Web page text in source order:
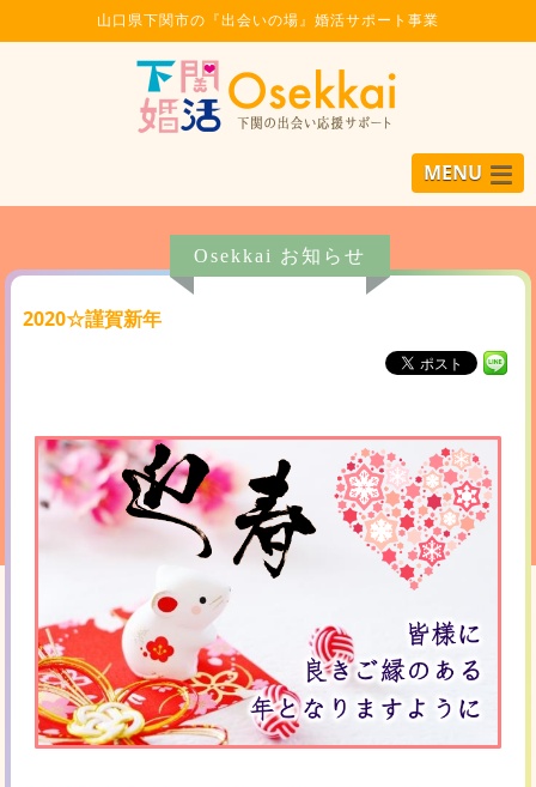
山口県下関市の『出会いの場』婚活サポート事業
MENU
Osekkai お知らせ
2020☆謹賀新年